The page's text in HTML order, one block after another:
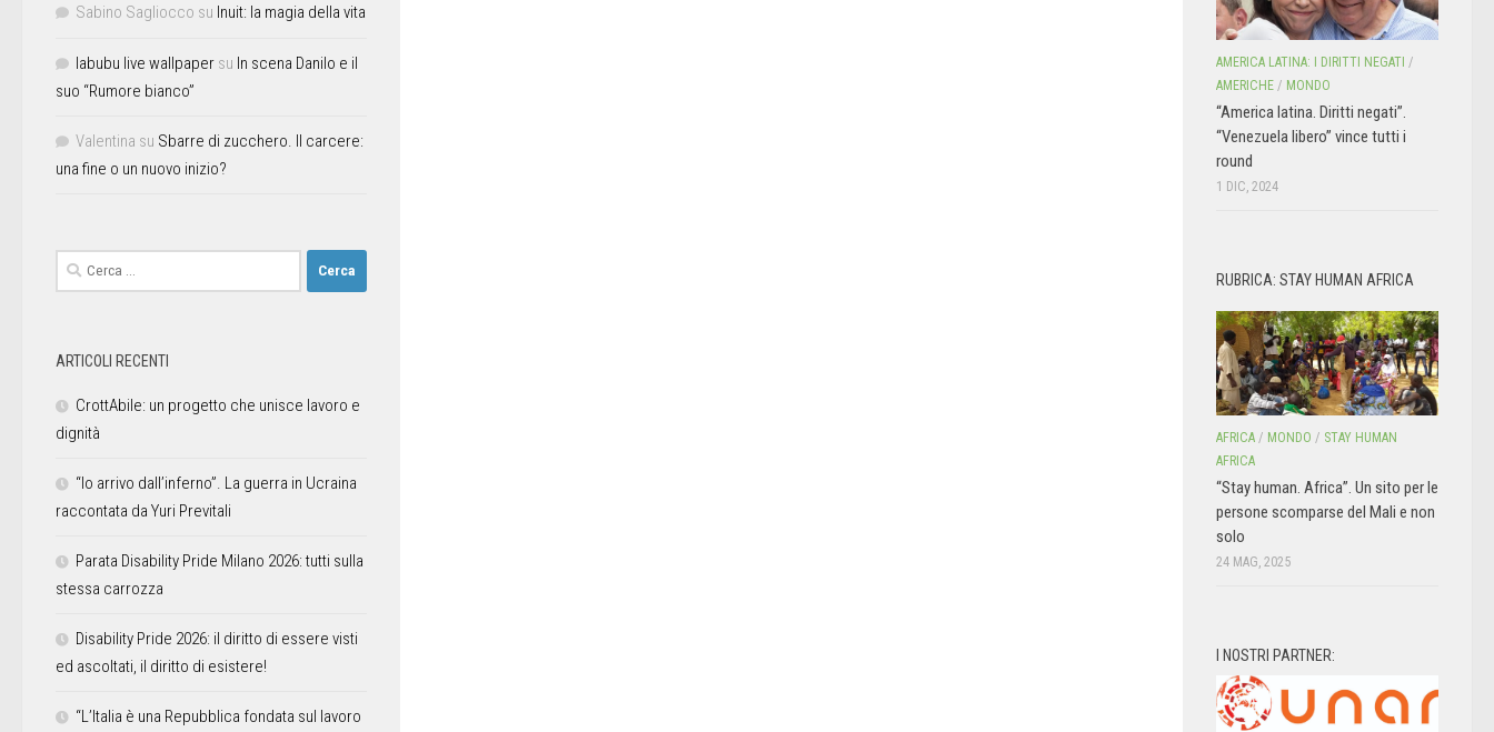
Sabino Sagliocco su Inuit: la magia della vita
labubu live wallpaper su In scena Danilo e il
suo “Rumore bianco”
Valentina su Sbarre di zucchero. Il carcere:
una fine o un nuovo inizio?
ARTICOLI RECENTI
CrottAbile: un progetto che unisce lavoro e
dignità
“Io arrivo dall’inferno”. La guerra in Ucraina
raccontata da Yuri Previtali
Parata Disability Pride Milano 2026: tutti sulla
stessa carrozza
Disability Pride 2026: il diritto di essere visti
ed ascoltati, il diritto di esistere!
“L’Italia è una Repubblica fondata sul lavoro
AMERICA LATINA: I DIRITTI NEGATI /
AMERICHE / MONDO
“America latina. Diritti negati”.
“Venezuela libero” vince tutti i
round
1 DIC, 2024
RUBRICA: STAY HUMAN AFRICA
AFRICA / MONDO / STAY HUMAN
AFRICA
“Stay human. Africa”. Un sito per le
persone scomparse del Mali e non
solo
24 MAG, 2025
I NOSTRI PARTNER: